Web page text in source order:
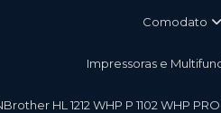
Comodato
Impressoras e
Brother HL 1212 W HP P 1102 W HP